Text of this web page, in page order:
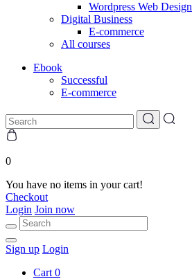
Wordpress Web Design
Digital Business
E-commerce
All courses
Ebook
Successful
E-commerce
0
You have no items in your cart!
Checkout
Login Join now
Sign up Login
Cart 0